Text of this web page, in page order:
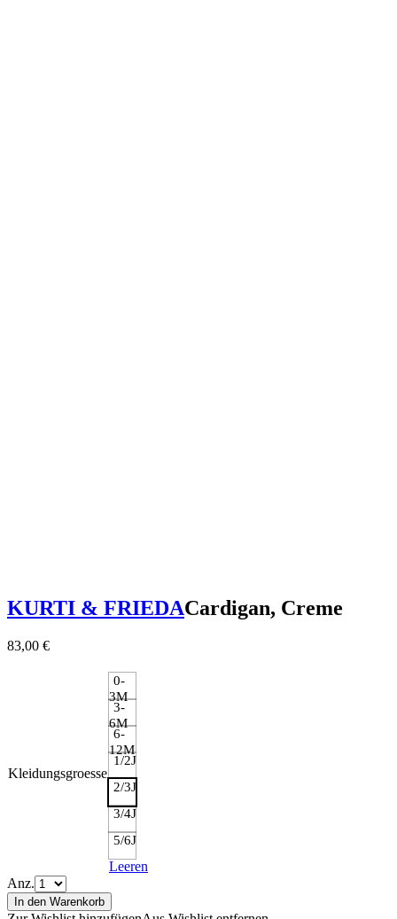
KURTI & FRIEDACardigan, Creme
83,00 €
Kleidungsgroesse
0-
3M
3-
6M
6-
12M
1/2J
2/3J
3/4J
5/6J
Leeren
Anz.
In den Warenkorb